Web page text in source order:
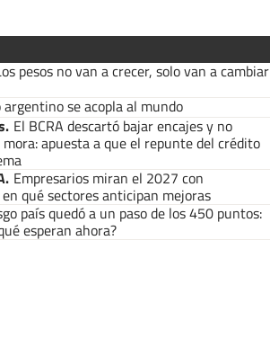
pesos no van a crecer, solo van a cambiar
argentino se acopla al mundo
. El BCRA descartó bajar encajes y no
apuesta a que el repunte del crédito
. Empresarios miran el 2027 con
qué sectores anticipan mejoras
país quedó a un paso de los 450 puntos:
esperan ahora?